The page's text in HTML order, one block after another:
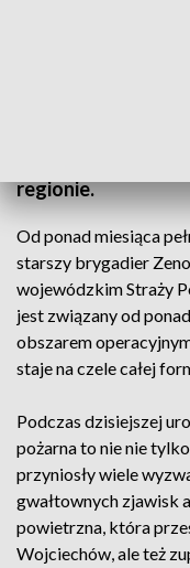
regionie.
Od ponad miesiąca
starszy brygadier
wojewódzkim Straży
jest związany od
obszarem
staje na czele całej
Podczas dzisiejszej
pożarna to nie nie
przyniosły wiele
gwałtownych zjawisk
powietrzna, która
Wojciechów, ale też